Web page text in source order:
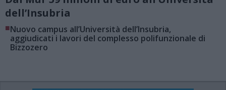
dell’Insubria
■Nuovo campus all’Università dell’Insubria,
aggiudicati i lavori del complesso polifunzionale di
Bizzozero